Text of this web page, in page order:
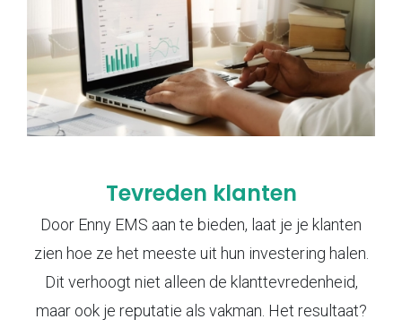
Tevreden klanten
Door Enny EMS aan te bieden, laat je je klanten
zien hoe ze het meeste uit hun investering halen.
Dit verhoogt niet alleen de klanttevredenheid,
maar ook je reputatie als vakman. Het resultaat?